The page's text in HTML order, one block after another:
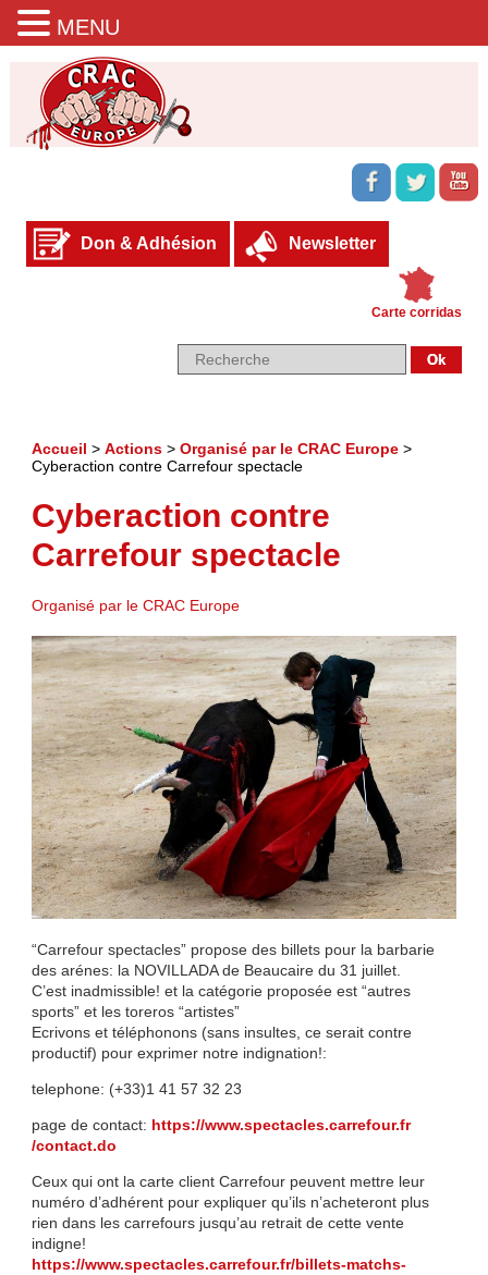
Don & Adhésion Newsletter
Carte corridas
Accueil > Actions> Organisé par le CRAC Europe>
Cyberaction contre Carrefour spectacle
Cyberaction contre
Carrefour spectacle
Organisé par le CRAC Europe
“Carrefour spectacles” propose des billets pour la barbarie
des arénes: la NOVILLADA de Beaucaire du 31 juillet.
C’est inadmissible! et la catégorie proposée est “autres
sports” et les toreros “artistes”
Ecrivons et téléphonons (sans insultes, ce serait contre
productif) pour exprimer notre indignation!:
telephone: (+33)1 41 57 32 23
page de contact: https://www.spectacles.carrefour.fr
/contact.do
Ceux qui ont la carte client Carrefour peuvent mettre leur
numéro d’adhérent pour expliquer qu’ils n’acheteront plus
rien dans les carrefours jusqu’au retrait de cette vente
indigne!
https://www.spectacles.carrefour.fr/billets-matchs-
MENU